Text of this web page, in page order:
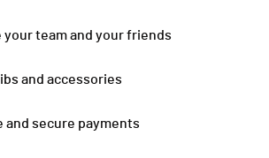
your team and your friends
and accessories
and secure payments